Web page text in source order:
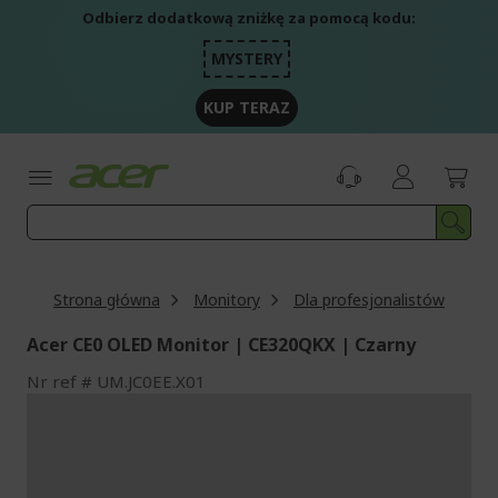
Odbierz dodatkową zniżkę za pomocą kodu:
MYSTERY
KUP TERAZ
Strona główna Monitory Dla profesjonalistów
Acer CE0 OLED Monitor | CE320QKX | Czarny
Nr ref UM.JC0EE.X01